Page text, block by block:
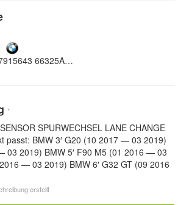
66325A0CDA7 / 5A0CDA7
*
SPURWECHSEL LANE CHANGE
passt: BMW 3′ G20 (10 2017 — 03 2019)
03 2019) BMW 5′ F90 M5 (01 2016 — 03
— 03 2019) BMW 6′ G32 GT (09 2016
erstellt